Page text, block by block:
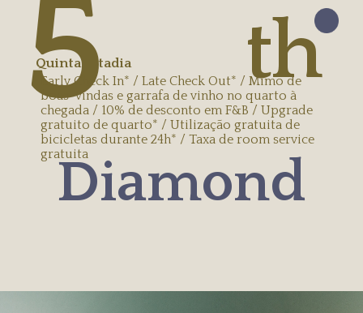
Quinta estadia
5 th
Early Check In* / Late Check Out* / Mimo de
boas-vindas e garrafa de vinho no quarto à
chegada / 10% de desconto em F&B / Upgrade
gratuito de quarto* / Utilização gratuita de
bicicletas durante 24h* / Taxa de room service
gratuita
Diamond